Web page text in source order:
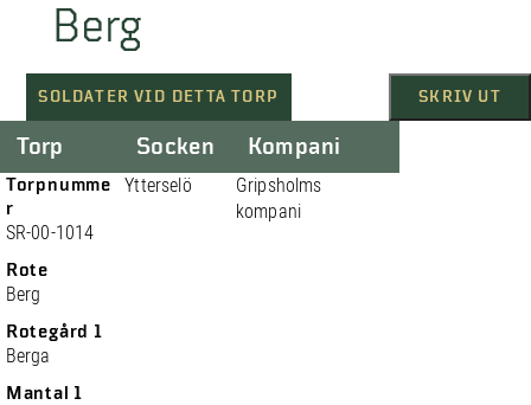
Berg
SOLDATER VID DETTA TORP SKRIV UT
Torp
Torpnumme
r
SR-00-1014
Rote
Berg
Rotegård 1
Berga
Mantal 1
Socken
Ytterselö
Kompani
Gripsholms
kompani